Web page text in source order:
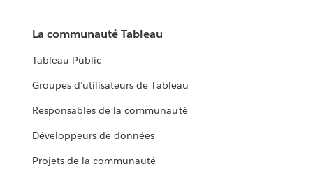
La communauté Tableau
Tableau Public
Groupes d’utilisateurs de Tableau
Responsables de la communauté
Développeurs de données
Projets de la communauté